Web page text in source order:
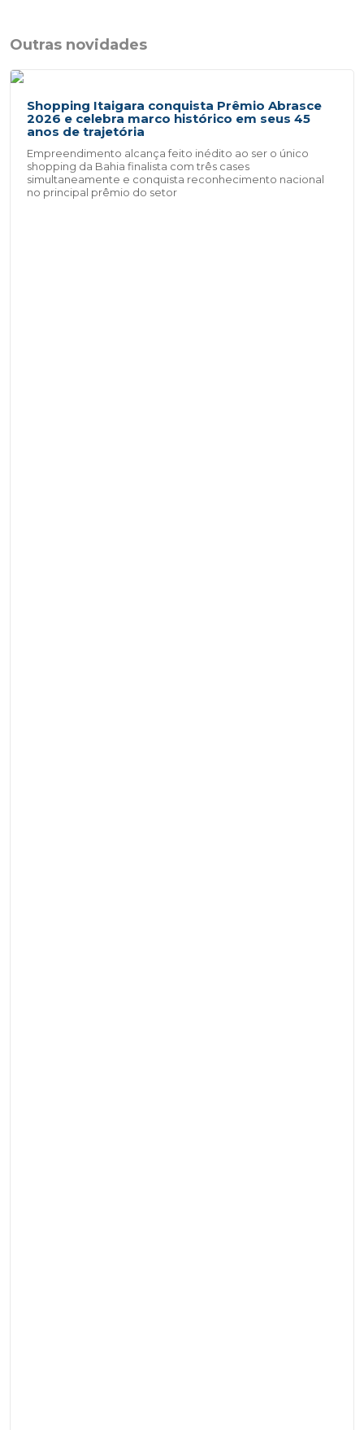
Outras novidades
Shopping Itaigara conquista Prêmio Abrasce
2026 e celebra marco histórico em seus 45
anos de trajetória
Empreendimento alcança feito inédito ao ser o único
shopping da Bahia finalista com três cases
simultaneamente e conquista reconhecimento nacional
no principal prêmio do setor